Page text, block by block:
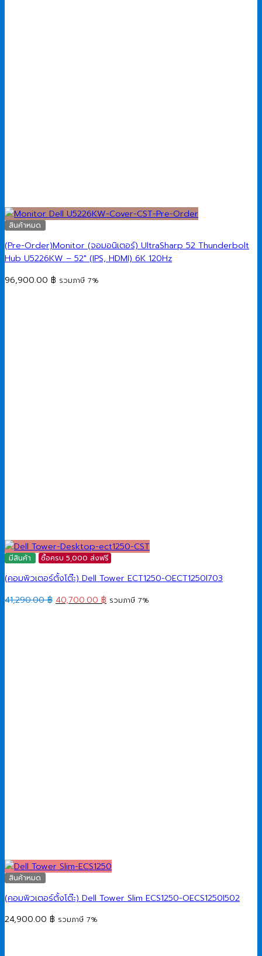
สินค้าหมด
(Pre-Order)Monitor (จอมอนิเตอร์) UltraSharp 52 Thunderbolt
Hub U5226KW – 52″ (IPS, HDMI) 6K 120Hz
96,900.00 ฿ รวมภาษี 7%
มีสินค้า ซื้อครบ 5,000 ส่งฟรี
(คอมพิวเตอร์ตั้งโต๊ะ) Dell Tower ECT1250-OECT1250I703
41,290.00฿ Original
40,700.00 ฿ Current
รวมภาษี 7%
สินค้าหมด
(คอมพิวเตอร์ตั้งโต๊ะ) Dell Tower Slim ECS1250-OECS1250I502
24,900.00 ฿ รวมภาษี 7%